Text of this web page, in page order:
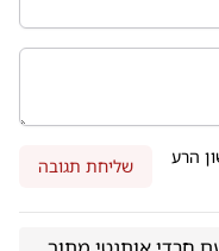
הרע
שליחת תגובה